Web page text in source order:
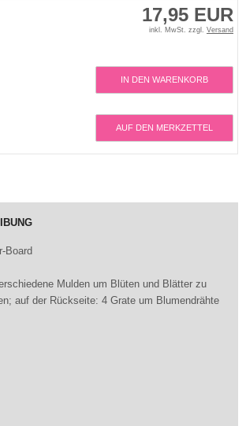
17,95 EUR
inkl. MwSt. zzgl. Versand
IN DEN WARENKORB
AUF DEN MERKZETTEL
Board
Mulden um Blüten und Blätter zu
auf der Rückseite: 4 Grate um Blumendrähte